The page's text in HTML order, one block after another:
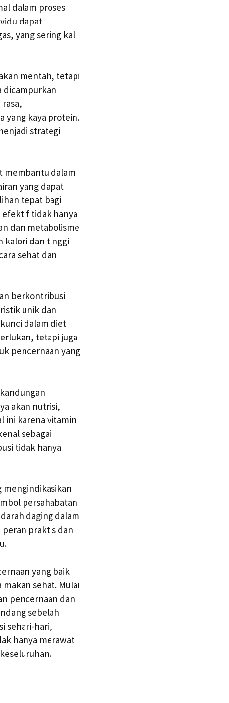
dalam proses
dapat
yang sering kali
mentah, tetapi
dicampurkan
yang kaya protein.
strategi
membantu dalam
yang dapat
tepat bagi
efektif tidak hanya
dan metabolisme
kalori dan tinggi
sehat dan
berkontribusi
unik dan
dalam diet
tetapi juga
pencernaan yang
akan nutrisi,
ini karena vitamin
sebagai
tidak hanya
mengindikasikan
persahabatan
daging dalam
peran praktis dan
yang baik
sehat. Mulai
pencernaan dan
sebelah
sehari-hari,
hanya merawat